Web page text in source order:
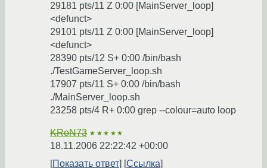
29181 pts/11 Z 0:00 [MainServer_loop]
<defunct>
29101 pts/11 Z 0:00 [MainServer_loop]
<defunct>
28390 pts/12 S+ 0:00 /bin/bash
./TestGameServer_loop.sh
17907 pts/11 S+ 0:00 /bin/bash
./MainServer_loop.sh
23258 pts/4 R+ 0:00 grep --colour=auto loop
KRoN73 ★★★★★
18.11.2006 22:22:42 +00:00
Показать ответ
Ссылка